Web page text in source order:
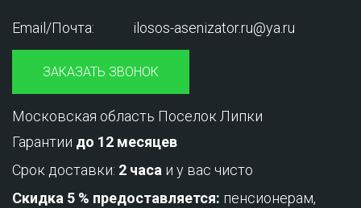
Email/Почта: ilosos-asenizator.ru@ya.ru
ЗАКАЗАТЬ ЗВОНОК
Московская область Поселок Липки
Гарантии до 12 месяцев
Срок доставки: 2 часа и у вас чисто
Скидка 5 % предоставляется: пенсионерам,